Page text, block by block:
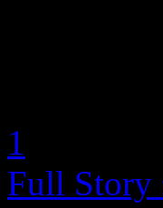
1
Full Story